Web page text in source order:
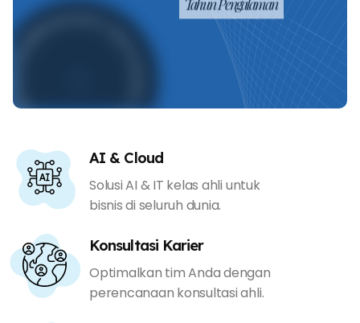
PERUSAHAAN TI DAN AI GLOBAL - KONSULTAN KARIER - BERBASIS INDONESIA -
AI & Cloud
Solusi AI & IT kelas ahli untuk
bisnis di seluruh dunia.
Konsultasi Karier
Optimalkan tim Anda dengan
perencanaan konsultasi ahli.